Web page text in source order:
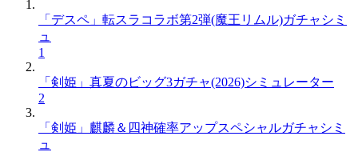
「デスペ」転スラコラボ第2弾(魔王リムル)ガチャシミ
ュ
1
「剣姫」真夏のビッグ3ガチャ(2026)シミュレーター
2
「剣姫」麒麟＆四神確率アップスペシャルガチャシミ
ュ